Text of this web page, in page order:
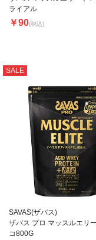
ライアル
￥90(税込)
SALE
SAVAS(ザバス)
ザバス プロ マッスルエリ
コ800G